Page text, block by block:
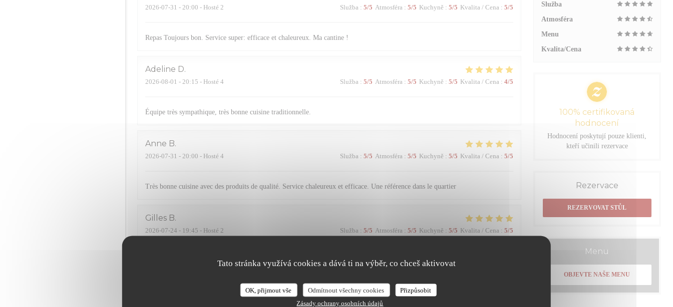
Tato stránka využívá cookies a dává ti na výběr, co chceš aktivovat
OK, přijmout vše Odmítnout všechny cookies
Přizpůsobit
Zásady ochrany osobních údajů
2026-07-31 - 20:00 - Hosté 2 Služba : 5/5 Atmosféra : 5/5 Kuchyně : 5/5 Kvalita / Cena : 5/5
Repas Toujours bon. Service super: efficace et chaleureux. Ma cantine !
Adeline D
2026-08-01 - 20:15 - Hosté 4 Služba : 5/5 Atmosféra : 5/5 Kuchyně : 5/5 Kvalita / Cena : 4/5
Équipe très sympathique, très bonne cuisine traditionnelle.
Anne B
2026-07-31 - 20:00 - Hosté 4 Služba : 5/5 Atmosféra : 5/5 Kuchyně : 5/5 Kvalita / Cena : 5/5
Très bonne cuisine avec des produits de qualité. Service chaleureux et efficace. Une référence dans le quartier
Gilles B
2026-07-24 - 19:45 - Hosté 2 Služba : 5/5 Atmosféra : 5/5 Kuchyně : 5/5 Kvalita / Cena : 5/5
Služba
Atmosféra
Menu
Kvalita/Cena
100% certifikovaná
hodnocení
Hodnocení poskytují pouze klienti,
kteří učinili rezervace
Rezervace
REZERVOVAT STŮL
Menu
OBJEVTE NAŠE MENU